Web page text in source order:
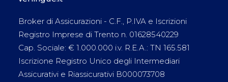
Broker di Assicurazioni - C.F., P.IVA e Iscrizioni
Registro Imprese di Trento n. 01628540229
Cap. Sociale: € 1.000.000 i.v. R.E.A.: TN 165.581
Iscrizione Registro Unico degli Intermediari
Assicurativi e Riassicurativi B000073708